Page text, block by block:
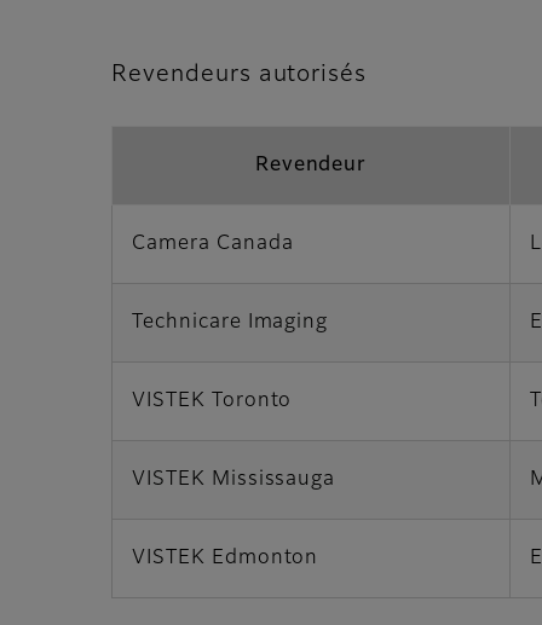
Revendeurs autorisés
Revendeur
Camera Canada
Technicare Imaging
VISTEK Toronto
VISTEK Mississauga
VISTEK Edmonton